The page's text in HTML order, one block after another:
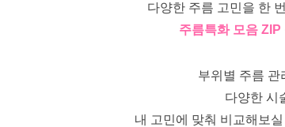
다양한 주름 고민을 한
주름특화 모음 ZIP
부위별 주름 관
다양한 시
내 고민에 맞춰 비교해보